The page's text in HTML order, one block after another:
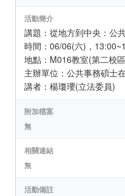
活動簡介
講題：從地方到中央：公
時間：06/06(六)，
地點：M016教室(第二校
主辦單位：公共事務碩士
講者：楊瓊瓔(立法委員)
附加檔案
無
相關連結
無
活動備註